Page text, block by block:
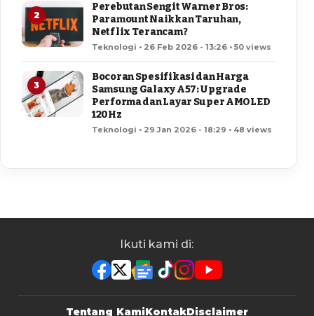
2
Perebutan Sengit Warner Bros:
Paramount Naikkan Taruhan,
Netflix Terancam?
Teknologi • 26 Feb 2026 - 13:26 • 50 views
3
Bocoran Spesifikasi dan Harga
Samsung Galaxy A57: Upgrade
Performa dan Layar Super AMOLED
120Hz
Teknologi • 29 Jan 2026 - 18:29 • 48 views
Ikuti kami di:
Tentang KamiKontakDisclaimer